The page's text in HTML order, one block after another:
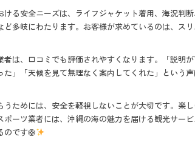
る安全ニーズは、ライフジャケット着用、海況判
多岐にわたります。お客様が求めているのは、ス
者は、口コミでも評価されやすくなります。「説明
た」「天候を見て無理なく案内してくれた」という
ためには、安全を軽視しないことが大切です。楽
ポーツ業者には、沖縄の海の魅力を届ける観光サー
のです🛟